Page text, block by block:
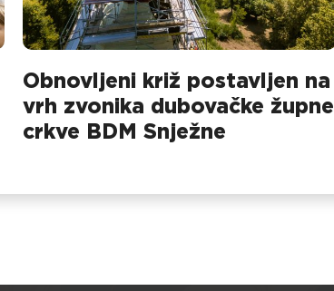
Obnovljeni križ postavljen na
vrh zvonika dubovačke župne
crkve BDM Snježne